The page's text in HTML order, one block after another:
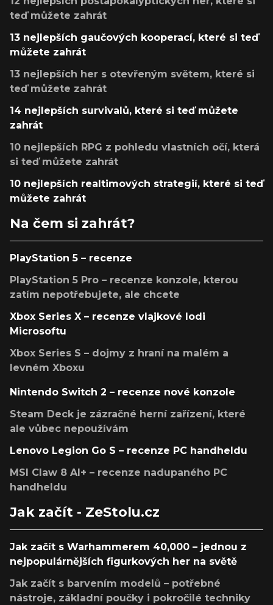
teď můžete zahrát
13 nejlepších gaučových kooperací, které si teď
můžete zahrát
13 nejlepších her s otevřeným světem, které si
teď můžete zahrát
14 nejlepších survivalů, které si teď můžete
zahrát
10 nejlepších RPG z pohledu vlastních očí, která
si teď můžete zahrát
10 nejlepších realtimových strategií, které si teď
můžete zahrát
Na čem si zahrát?
PlayStation 5 – recenze
PlayStation 5 Pro – recenze konzole, kterou
zatím nepotřebujete, ale chcete
Xbox Series X – recenze vlajkové lodi
Microsoftu
Xbox Series S – dojmy z hraní na malém a
levném Xboxu
Nintendo Switch 2 – recenze nové konzole
Steam Deck je zázračné herní zařízení, které
ale vůbec nepoužívám
Lenovo Legion Go S – recenze PC handheldu
MSI Claw 8 AI+ – recenze nadupaného PC
handheldu
Jak začít - ZeStolu.cz
Jak začít s Warhammerem 40,000 – jednou z
nejpopulárnějších figurkových her na světě
Jak začít s barvením modelů – potřebné
nástroje, základní poučky i pokročilé techniky